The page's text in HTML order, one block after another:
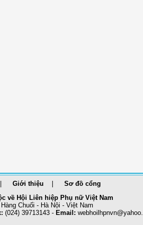
Giới thiệu
Sơ đồ cổng
về Hội Liên hiệp Phụ nữ Việt Nam
Chuối - Hà Nội - Việt Nam
(024) 39713143 - Email: